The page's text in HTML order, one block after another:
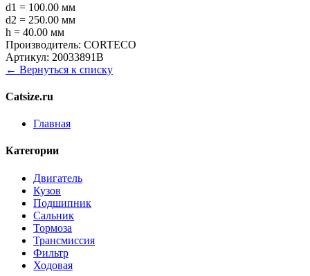
d1 = 100.00 мм
d2 = 250.00 мм
h = 40.00 мм
Производитель: CORTECO
Артикул: 20033891B
← Вернуться к списку
Catsize.ru
Главная
Категории
Двигатель
Кузов
Подшипник
Сальник
Тормоза
Трансмиссия
Фильтр
Ходовая